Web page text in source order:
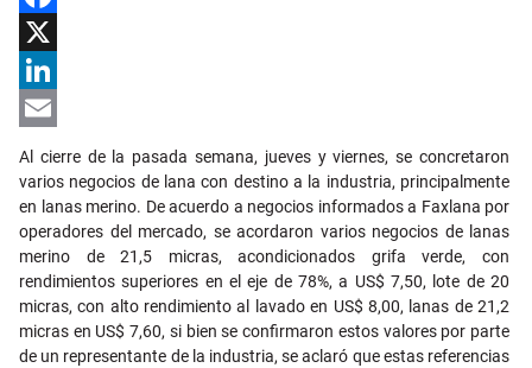
Facebook
X
LinkedIn
Email
Al cierre de la pasada semana, jueves y viernes, se concretaron
varios negocios de lana con destino a la industria, principalmente
en lanas merino. De acuerdo a negocios informados a Faxlana por
operadores del mercado, se acordaron varios negocios de lanas
merino de 21,5 micras, acondicionados grifa verde, con
rendimientos superiores en el eje de 78%, a US$ 7,50, lote de 20
micras, con alto rendimiento al lavado en US$ 8,00, lanas de 21,2
micras en US$ 7,60, si bien se confirmaron estos valores por parte
de un representante de la industria, se aclaró que estas referencias